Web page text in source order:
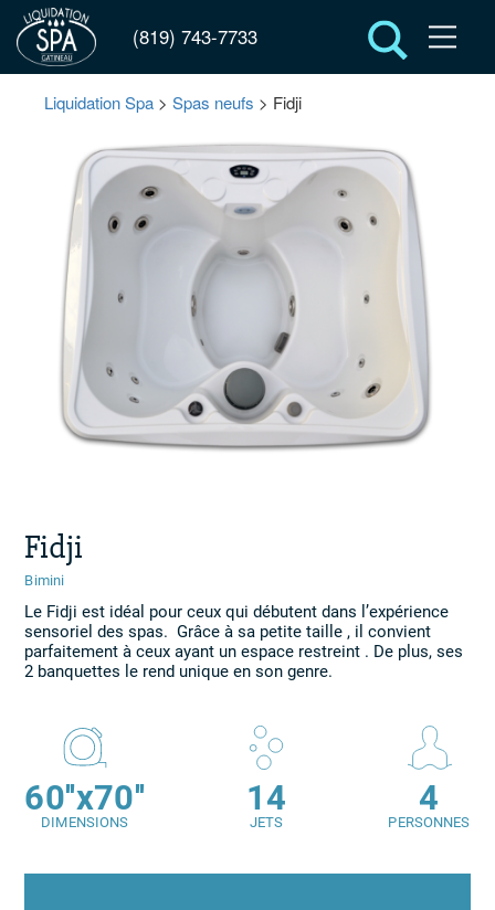
(819) 743-7733
Liquidation Spa >Spas neufs > Fidji
Fidji
Bimini
Le Fidji est idéal pour ceux qui débutent dans l’expérience
sensoriel des spas. Grâce à sa petite taille , il convient
parfaitement à ceux ayant un espace restreint . De plus, ses
2 banquettes le rend unique en son genre.
60''x70''
DIMENSIONS
14
JETS
4
PERSONNES